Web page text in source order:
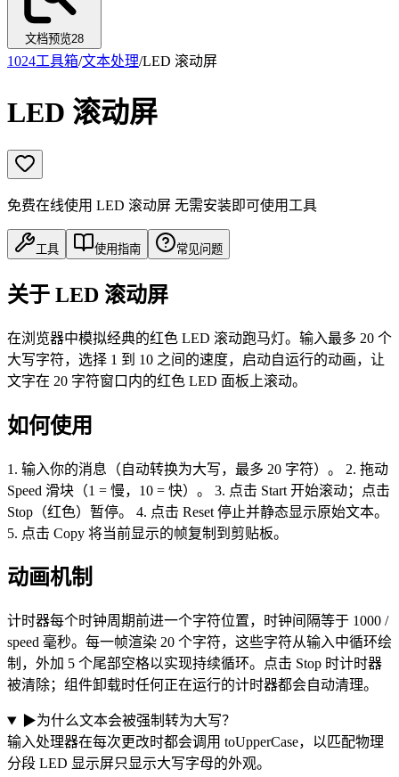
文档预览28
1024工具箱/文本处理/LED 滚动屏
LED 滚动屏
免费在线使用 LED 滚动屏 无需安装即可使用工具
工具 使用指南 常见问题
关于 LED 滚动屏
在浏览器中模拟经典的红色 LED 滚动跑马灯。输入最多 20 个
大写字符，选择 1 到 10 之间的速度，启动自运行的动画，让
文字在 20 字符窗口内的红色 LED 面板上滚动。
如何使用
1. 输入你的消息（自动转换为大写，最多 20 字符）。 2. 拖动
Speed 滑块（1 = 慢，10 = 快）。 3. 点击 Start 开始滚动；点击
Stop（红色）暂停。 4. 点击 Reset 停止并静态显示原始文本。
5. 点击 Copy 将当前显示的帧复制到剪贴板。
动画机制
计时器每个时钟周期前进一个字符位置，时钟间隔等于 1000 /
speed 毫秒。每一帧渲染 20 个字符，这些字符从输入中循环绘
制，外加 5 个尾部空格以实现持续循环。点击 Stop 时计时器
被清除；组件卸载时任何正在运行的计时器都会自动清理。
▶为什么文本会被强制转为大写？
输入处理器在每次更改时都会调用 toUpperCase，以匹配物理
分段 LED 显示屏只显示大写字母的外观。